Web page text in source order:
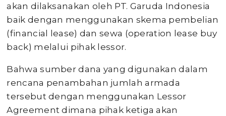
akan dilaksanakan oleh PT. Garuda Indonesia
baik dengan menggunakan skema pembelian
(financial lease) dan sewa (operation lease buy
back) melalui pihak lessor.
Bahwa sumber dana yang digunakan dalam
rencana penambahan jumlah armada
tersebut dengan menggunakan Lessor
Agreement dimana pihak ketiga akan